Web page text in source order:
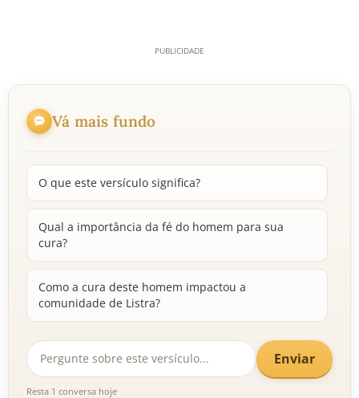
Vá mais fundo
O que este versículo significa?
Qual a importância da fé do homem para sua
cura?
Como a cura deste homem impactou a
comunidade de Listra?
Enviar
Resta 1 conversa hoje